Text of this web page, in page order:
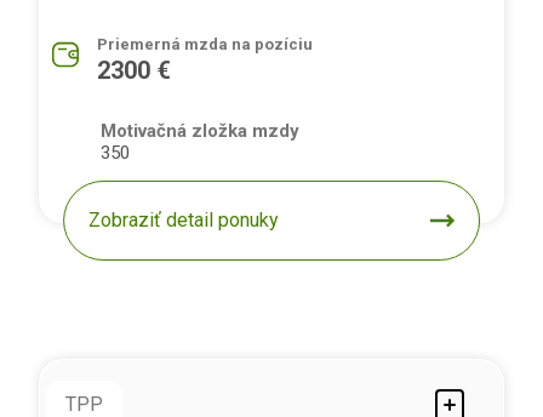
Priemerná mzda na pozíciu
2300 €
Motivačná zložka mzdy
350
Zobraziť detail ponuky
TPP